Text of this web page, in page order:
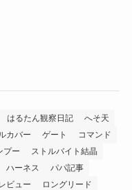
はるたん観察日記
へそ天
カバー ゲート
コマンド
プー
ストルバイト結晶
ハーネス
パパ記事
ビュー
ロングリード